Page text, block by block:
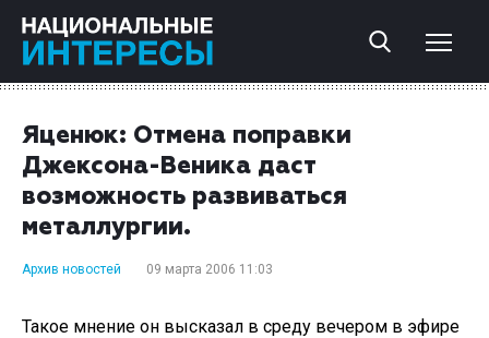
Яценюк: Отмена поправки
Джексона-Веника даст
возможность развиваться
металлургии.
Архив новостей 09 марта 2006 11:03
Такое мнение он высказал в среду вечером в эфире